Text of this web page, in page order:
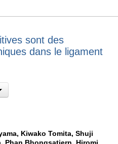
sont des
dans le ligament
Kiwako Tomita, Shuji
Phan Bhongsatiern, Hiromi